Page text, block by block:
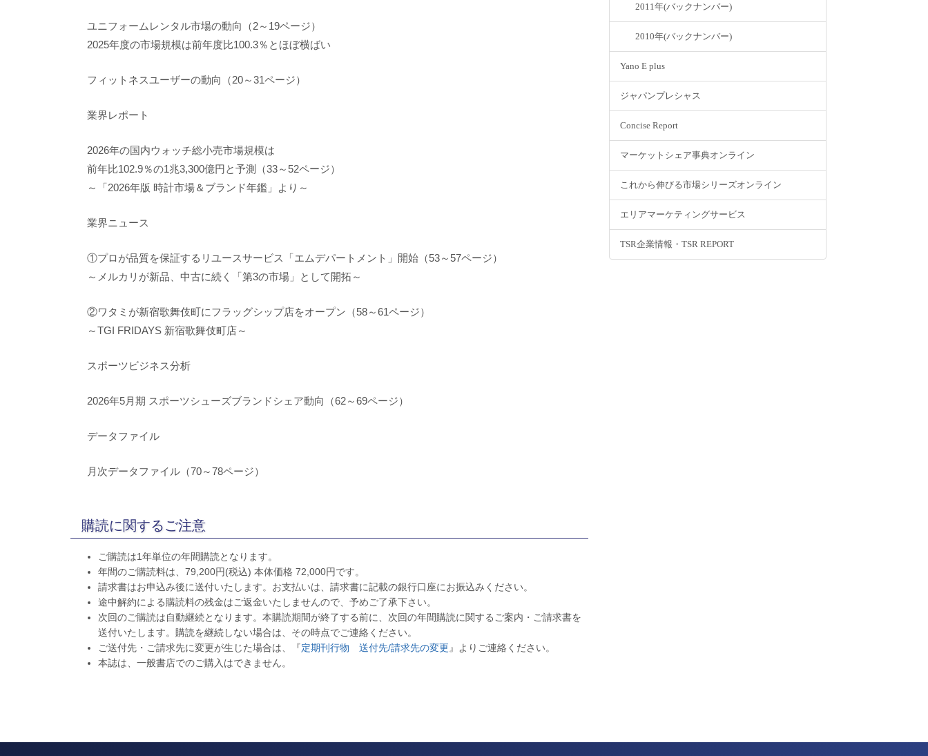
ユニフォームレンタル市場の動向（2～19ページ）
2025年度の市場規模は前年度比100.3％とほぼ横ばい
フィットネスユーザーの動向（20～31ページ）
業界レポート
2026年の国内ウォッチ総小売市場規模は
前年比102.9％の1兆3,300億円と予測（33～52ページ）
～「2026年版 時計市場＆ブランド年鑑」より～
業界ニュース
①プロが品質を保証するリユースサービス「エムデパートメント」開始（53～57ページ）
～メルカリが新品、中古に続く「第3の市場」として開拓～
②ワタミが新宿歌舞伎町にフラッグシップ店をオープン（58～61ページ）
～TGI FRIDAYS 新宿歌舞伎町店～
スポーツビジネス分析
2026年5月期 スポーツシューズブランドシェア動向（62～69ページ）
データファイル
月次データファイル（70～78ページ）
購読に関するご注意
ご購読は1年単位の年間購読となります。
年間のご購読料は、79,200円(税込) 本体価格 72,000円です。
請求書はお申込み後に送付いたします。お支払いは、請求書に記載の銀行口座にお振込みください。
途中解約による購読料の残金はご返金いたしませんので、予めご了承下さい。
次回のご購読は自動継続となります。本購読期間が終了する前に、次回の年間購読に関するご案内・ご請求書を
送付いたします。購読を継続しない場合は、その時点でご連絡ください。
ご送付先・ご請求先に変更が生じた場合は、『定期刊行物 送付先/請求先の変更』よりご連絡ください。
本誌は、一般書店でのご購入はできません。
2011年(バックナンバー)
2010年(バックナンバー)
Yano E plus
ジャパンプレシャス
Concise Report
マーケットシェア事典オンライン
これから伸びる市場シリーズオンライン
エリアマーケティングサービス
TSR企業情報・TSR REPORT